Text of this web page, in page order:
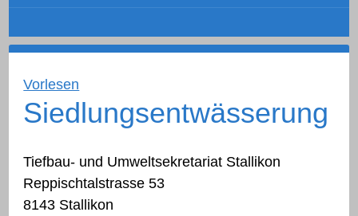
Vorlesen
Siedlungsentwässerung
Tiefbau- und Umweltsekretariat Stallikon
Reppischtalstrasse 53
8143 Stallikon